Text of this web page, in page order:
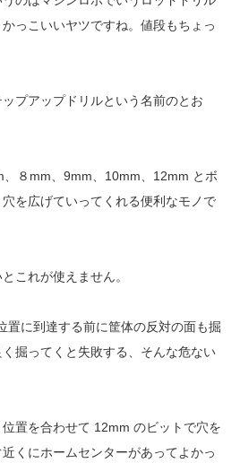
っこいいヤツですね。値段もちょっ
プアップドリルという名前のとお
８mm、9mm、10mm、12mm とボ
を広げていってくれる便利なモノで
これが使えません。
置に到達する前に筐体の反対の面も掘
掘ってくと失敗する、そんな危ない
置を合わせて 12mm のビットで穴を
くにホームセンターがあってよかっ